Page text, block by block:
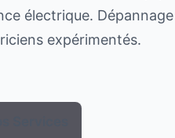
électrique.
expérimentés.